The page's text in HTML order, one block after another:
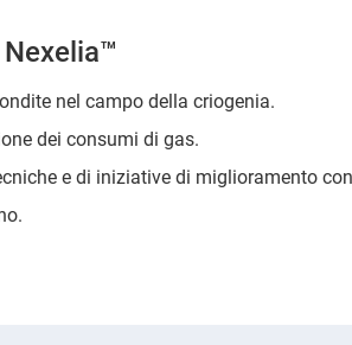
nel campo della criogenia.
dei consumi di gas.
e di iniziative di miglioramento